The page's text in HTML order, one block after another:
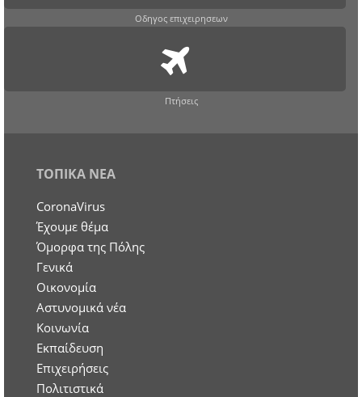
Οδηγος επιχειρησεων
Πτήσεις
ΤΟΠΙΚΑ ΝΕΑ
CoronaVirus
Έχουμε θέμα
Όμορφα της Πόλης
Γενικά
Οικονομία
Aστυνομικά νέα
Κοινωνία
Εκπαίδευση
Επιχειρήσεις
Πολιτιστικά